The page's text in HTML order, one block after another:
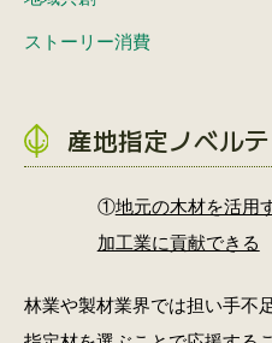
ストーリー消費
産地指定ノベル
①地元の木材を活用
加工業に貢献できる
林業や製材業界では担い手不